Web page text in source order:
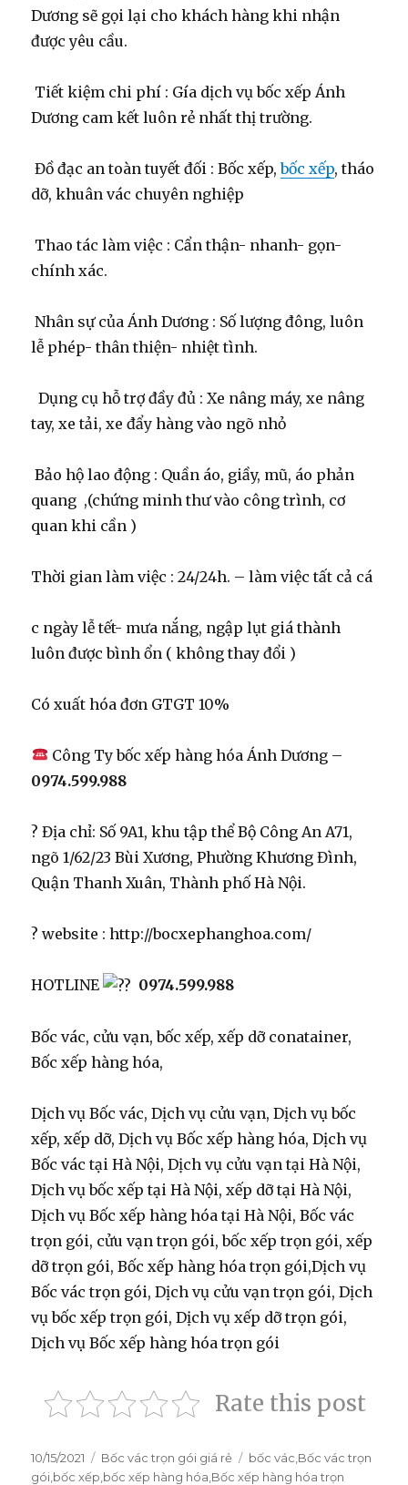
Dương sẽ gọi lại cho khách hàng khi nhận
được yêu cầu.
Tiết kiệm chi phí : Gía dịch vụ bốc xếp Ánh
Dương cam kết luôn rẻ nhất thị trường.
Đồ đạc an toàn tuyết đối : Bốc xếp,bốc xếp, tháo
dỡ, khuân vác chuyên nghiệp
Thao tác làm việc : Cẩn thận- nhanh- gọn-
chính xác.
Nhân sự của Ánh Dương : Số lượng đông, luôn
lễ phép- thân thiện- nhiệt tình.
Dụng cụ hỗ trợ đầy đủ : Xe nâng máy, xe nâng
tay, xe tải, xe đẩy hàng vào ngõ nhỏ
Bảo hộ lao động : Quần áo, giầy, mũ, áo phản
quang ,(chứng minh thư vào công trình, cơ
quan khi cần )
Thời gian làm việc : 24/24h. – làm việc tất cả cá
c ngày lễ tết- mưa nắng, ngập lụt giá thành
luôn được bình ổn ( không thay đổi )
Có xuất hóa đơn GTGT 10%
Công Ty bốc xếp hàng hóa Ánh Dương –
0974.599.988
? Địa chỉ: Số 9A1, khu tập thể Bộ Công An A71,
ngõ 1/62/23 Bùi Xương, Phường Khương Đình,
Quận Thanh Xuân, Thành phố Hà Nội.
? website : http://bocxephanghoa.com/
HOTLINE 0974.599.988
Bốc vác, cửu vạn, bốc xếp, xếp dỡ conatainer,
Bốc xếp hàng hóa,
Dịch vụ Bốc vác, Dịch vụ cửu vạn, Dịch vụ bốc
xếp, xếp dỡ, Dịch vụ Bốc xếp hàng hóa, Dịch vụ
Bốc vác tại Hà Nội, Dịch vụ cửu vạn tại Hà Nội,
Dịch vụ bốc xếp tại Hà Nội, xếp dỡ tại Hà Nội,
Dịch vụ Bốc xếp hàng hóa tại Hà Nội, Bốc vác
trọn gói, cửu vạn trọn gói, bốc xếp trọn gói, xếp
dỡ trọn gói, Bốc xếp hàng hóa trọn gói,Dịch vụ
Bốc vác trọn gói, Dịch vụ cửu vạn trọn gói, Dịch
vụ bốc xếp trọn gói, Dịch vụ xếp dỡ trọn gói,
Dịch vụ Bốc xếp hàng hóa trọn gói
Rate this post
Đăng
vào
10/15/2021
Danh
mục
Bốc vác trọn gói giá rẻ Thẻ
bốc vác,Bốc vác trọn
gói,bốc xếp,bốc xếp hàng hóa,Bốc xếp hàng hóa trọn